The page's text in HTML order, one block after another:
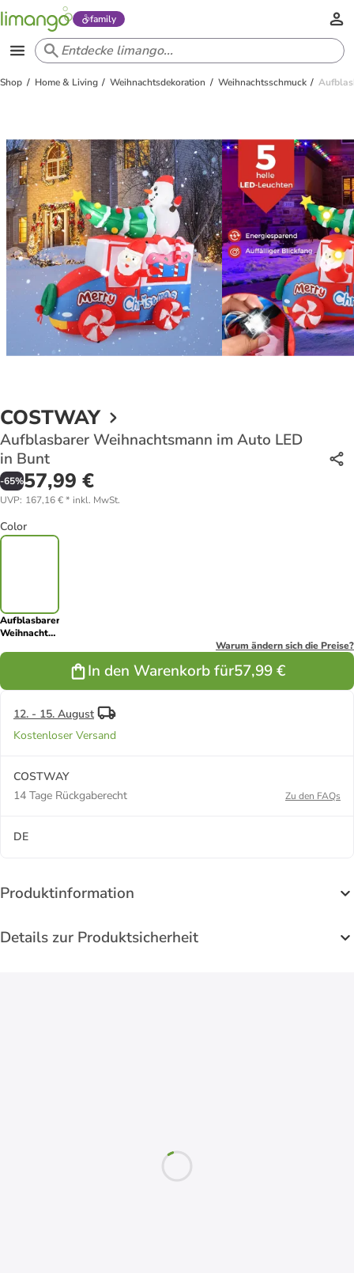
family
Shop Home & Living Weihnachtsdekoration Weihnachtsschmuck
COSTWAY
Aufblasbarer Weihnachtsmann im Auto LED
in Bunt
-65%57,99 €
UVP: 167,16 €* inkl. MwSt.
Color
Aufblasbarer
Weihnachtsmann
Warum ändern sich die Preise?
In den Warenkorb für57,99 €
12. - 15. August
Kostenloser Versand
COSTWAY
14 Tage Rückgaberecht
Zu den FAQs
DE
Produktinformation
Details zur Produktsicherheit